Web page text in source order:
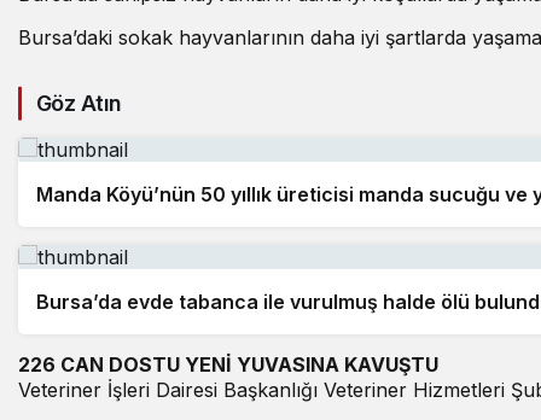
Bursa’daki sokak hayvanlarının daha iyi şartlarda
Göz Atın
Manda Köyü’nün 50 yıllık üreticisi manda sucuğu
Bursa’da evde tabanca ile vurulmuş halde ölü
226 CAN DOSTU YENİ YUVASINA KAVUŞTU
Veteriner İşleri Dairesi Başkanlığı Veteriner Hizmetleri